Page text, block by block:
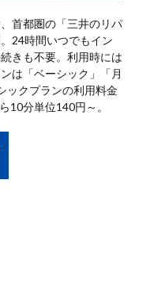
首都圏の「三井のリパ
24時間いつでもイン
きも不要。利用時には
は「ベーシック」「月
ックプランの利用料金
10分単位140円～。